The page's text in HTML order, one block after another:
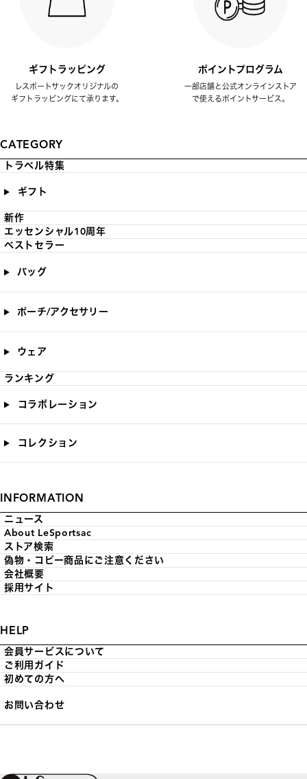
ギフトラッピング
レスポートサックオリジナルの
ギフトラッピングにて承ります。
ポイントプログラム
一部店舗と公式オンラインストア
で使えるポイントサービス。
CATEGORY
トラベル特集
ギフト
新作
エッセンシャル10周年
ベストセラー
バッグ
ポーチ/アクセサリー
ウェア
ランキング
コラボレーション
コレクション
INFORMATION
ニュース
About LeSportsac
ストア検索
偽物・コピー商品にご注意ください
会社概要
採用サイト
HELP
会員サービスについて
ご利用ガイド
初めての方へ
お問い合わせ